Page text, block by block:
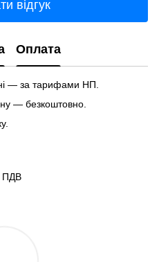
відгук
Оплата
— за тарифами НП.
— безкоштовно.
ПДВ